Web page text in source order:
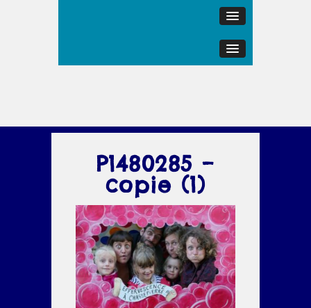
P1480285 –
copie (1)